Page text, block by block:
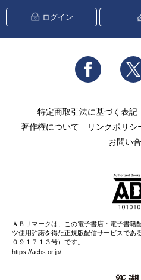
ログイン
特定商取引法に基づく表記
著作権について
リンクポリシ
お問い
ＡＢＪマークは、この電子書店・電子書籍
ツ使用許諾を得た正規版配信サービスであ
０９１７１３号）です。
https://aebs.or.jp/